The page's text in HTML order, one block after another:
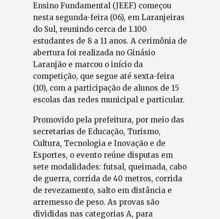
Ensino Fundamental (JEEF) começou
nesta segunda-feira (06), em Laranjeiras
do Sul, reunindo cerca de 1.100
estudantes de 8 a 11 anos. A cerimônia de
abertura foi realizada no Ginásio
Laranjão e marcou o início da
competição, que segue até sexta-feira
(10), com a participação de alunos de 15
escolas das redes municipal e particular.
Promovido pela prefeitura, por meio das
secretarias de Educação, Turismo,
Cultura, Tecnologia e Inovação e de
Esportes, o evento reúne disputas em
sete modalidades: futsal, queimada, cabo
de guerra, corrida de 40 metros, corrida
de revezamento, salto em distância e
arremesso de peso. As provas são
divididas nas categorias A, para